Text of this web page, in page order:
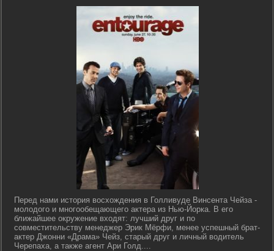
Перед нами история восхождения в Голливуде Винсента Чейза -
молодого и многообещающего актера из Нью-Йорка. В его
ближайшее окружение входят: лучший друг и по
совместительству менеджер Эрик Мёрфи, менее успешный брат-
актер Джонни «Драма» Чейз, старый друг и личный водитель
Черепаха, а также агент Ари Голд....